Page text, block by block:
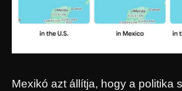
Mexikó azt állítja, hogy a politika